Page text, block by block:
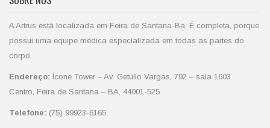
A Artrus está localizada em Feira de Santana-Ba. É completa, porque
possui uma equipe médica especializada em todas as partes do
corpo.
Endereço: Ícone Tower – Av. Getúlio Vargas, 792 – sala 1603
Centro, Feira de Santana – BA, 44001-525
Telefone: (75) 99923-6165